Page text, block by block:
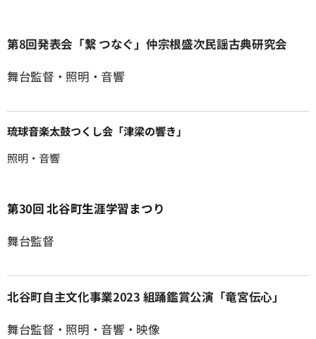
第8回発表会「繋 つなぐ」仲宗根盛次民謡古典研究会
舞台監督・照明・音響
琉球音楽太鼓つくし会「津梁の響き」
照明・音響
第30回 北谷町生涯学習まつり
舞台監督
北谷町自主文化事業2023 組踊鑑賞公演「竜宮伝心」
舞台監督・照明・音響・映像